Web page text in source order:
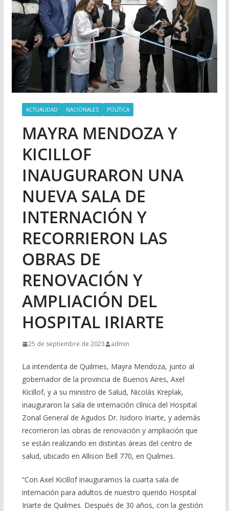
ACTUALIDAD NACIONALES POLÍTICA
MAYRA MENDOZA Y
KICILLOF
INAUGURARON UNA
NUEVA SALA DE
INTERNACIÓN Y
RECORRIERON LAS
OBRAS DE
RENOVACIÓN Y
AMPLIACIÓN DEL
HOSPITAL IRIARTE
25 de septiembre de 2023 admin
La intendenta de Quilmes, Mayra Mendoza, junto al
gobernador de la provincia de Buenos Aires, Axel
Kicillof, y a su ministro de Salud, Nicolás Kreplak,
inauguraron la sala de internación clínica del Hospital
Zonal General de Agudos Dr. Isidoro Iriarte, y además
recorrieron las obras de renovación y ampliación que
se están realizando en distintas áreas del centro de
salud, ubicado en Allison Bell 770, en Quilmes.
“Con Axel Kicillof inauguramos la cuarta sala de
internación para adultos de nuestro querido Hospital
Iriarte de Quilmes. Después de 30 años, con la gestión